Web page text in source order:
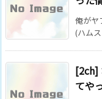
俺がヤ
(ハム
[2ch]
てや